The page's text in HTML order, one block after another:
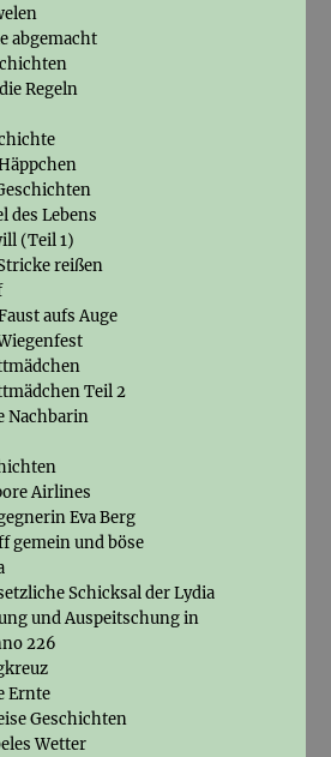
abgemacht
Regeln
des Lebens
(Teil 1)
reißen
aufs Auge
Teil 2
Nachbarin
Airlines
Eva Berg
gemein und böse
Schicksal der Lydia
und Auspeitschung in
226
Ernte
Geschichten
Wetter